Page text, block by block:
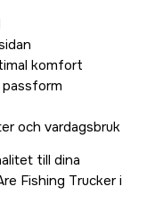
komfort
och vardagsbruk
till dina
Fishing Trucker i